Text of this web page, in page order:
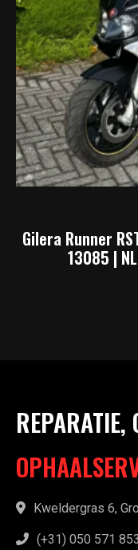
Gilera Runner
13085 |
REPARATIE,
Kweldergras 6,
(+31) 050 571